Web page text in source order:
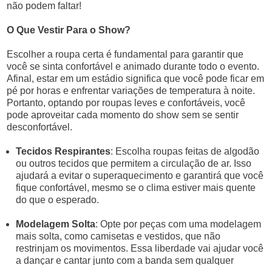
não podem faltar!
O Que Vestir Para o Show?
Escolher a roupa certa é fundamental para garantir que
você se sinta confortável e animado durante todo o evento.
Afinal, estar em um estádio significa que você pode ficar em
pé por horas e enfrentar variações de temperatura à noite.
Portanto, optando por roupas leves e confortáveis, você
pode aproveitar cada momento do show sem se sentir
desconfortável.
Tecidos Respirantes: Escolha roupas feitas de algodão
ou outros tecidos que permitem a circulação de ar. Isso
ajudará a evitar o superaquecimento e garantirá que você
fique confortável, mesmo se o clima estiver mais quente
do que o esperado.
Modelagem Solta: Opte por peças com uma modelagem
mais solta, como camisetas e vestidos, que não
restrinjam os movimentos. Essa liberdade vai ajudar você
a dançar e cantar junto com a banda sem qualquer